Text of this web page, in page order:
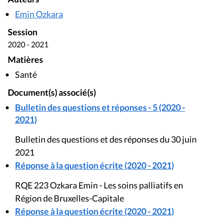
Emin Ozkara
Session
2020 - 2021
Matières
Santé
Document(s) associé(s)
Bulletin des questions et réponses - 5 (2020 -
2021)
Bulletin des questions et des réponses du 30 juin
2021
Réponse à la question écrite (2020 - 2021)
RQE 223 Ozkara Emin - Les soins palliatifs en
Région de Bruxelles-Capitale
Réponse à la question écrite (2020 - 2021)